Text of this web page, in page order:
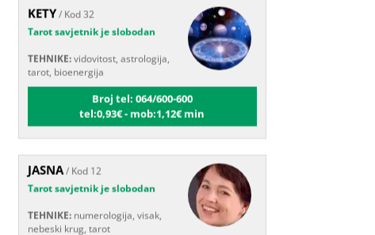
Tarot savjetnik je slobodan
TEHNIKE:vidovitost, astrologija,
Broj tel: 064/600-600
tel:0,93€ - mob:1,12€ min
Tarot savjetnik je slobodan
TEHNIKE:numerologija, visak,